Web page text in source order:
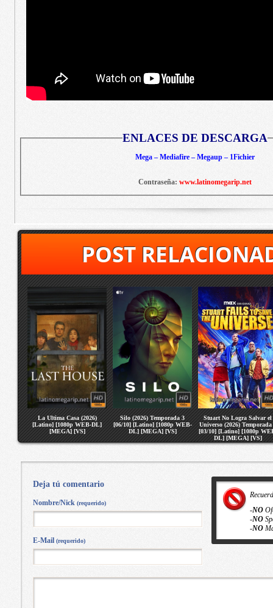
ENLACES DE DESCARGA
Mega – Mediafire – Megaup – 1Fichier
Contraseña: www.latinomegarip.net
POST
La Ultima Casa (2026)
[Latino] [1080p WEB-DL]
[MEGA] [VS]
Silo (2026) Temporada 3
[06/10] [Latino] [1080p WEB-
DL] [MEGA] [VS]
Stuart No Logra Salvar el
Universo (2026) Temporada
[03/10] [Latino] [1080p
DL] [MEGA] [VS]
-NO
-NO
-NO
Deja tú comentario
Nombre/Nick (requerido)
E-Mail (requerido)